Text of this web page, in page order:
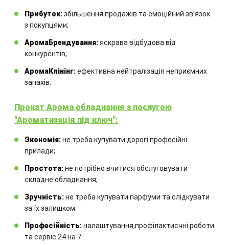
Замовте технічний розрахунок
обладнання
Комбінація обладнання
розраховується для кожного
окремого проекту.
ЗАМОВИТИ
Прибуток:збільшення продажів та емоційний звʼязок
з покупцями;
АромаБрендування:яскрава відбудова від
конкурентів;
АромаКлінінг:ефективна нейтралізація неприємних
запахів.
Прокат Арома обладнання з послугою
"Ароматизація під ключ":
Экономія:не треба купувати дорогі професійні
прилади;
Простота:не потрібно вчитися обслуговувати
складне обладнання;
Зручність:не треба купувати парфуми та слідкувати
за їх залишком.
Професійність:налаштування,профілактисчні роботи
та сервіс 24 на 7.